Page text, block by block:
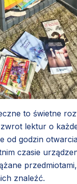
to świetne
lektur o
od godzin
czasie
znaleźć.